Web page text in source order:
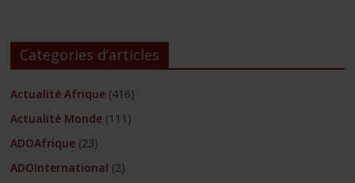
Categories d’articles
Actualité Afrique (416)
Actualité Monde (111)
ADOAfrique (23)
ADOInternational (2)